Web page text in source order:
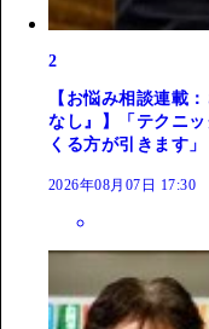
2
【お悩み相談連載
なし』】「テクニ
くる方が引きます」
2026年08月07日 17:30